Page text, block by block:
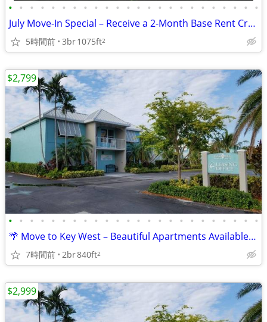
• • • • • • • • • • • • • • • • • • • • • • • •
July Move-In Special – Receive a 2-Month Base Rent Credit!
5時間前 3br1075ft2
• • • • • • • • • • • • • • • • • • • • • • • •
🌴 Move to Key West – Beautiful Apartments Available Now!
7時間前 2br840ft2
$2,799
$2,999